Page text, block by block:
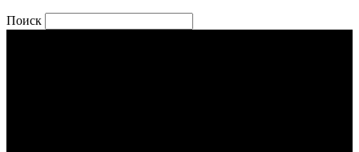
Поиск